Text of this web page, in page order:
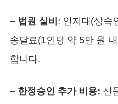
– 법원 실비: 인지대(상속
송달료(1인당 약 5만 원
합니다.
– 한정승인 추가 비용: 신